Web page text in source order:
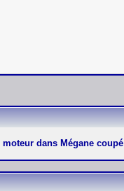
moteur dans Mégane coupé